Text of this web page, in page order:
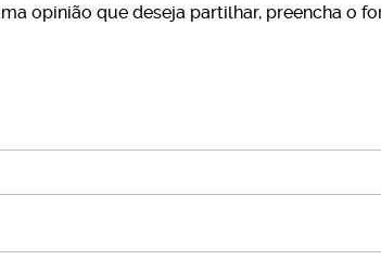
opinião que deseja partilhar, preencha o